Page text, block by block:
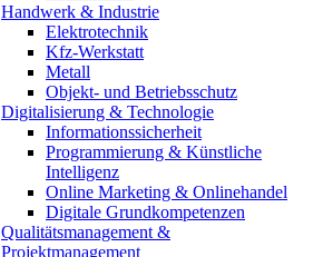
Handwerk & Industrie
Elektrotechnik
Kfz-Werkstatt
Metall
Objekt- und Betriebsschutz
Digitalisierung & Technologie
Informationssicherheit
Programmierung & Künstliche
Intelligenz
Online Marketing & Onlinehandel
Digitale Grundkompetenzen
Qualitätsmanagement &
Projektmanagement